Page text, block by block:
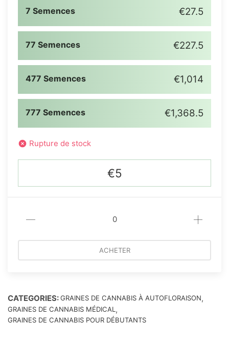
7 Semences €27.5
77 Semences €227.5
477 Semences €1,014
777 Semences €1,368.5
Rupture de stock
€5
ACHETER
CATEGORIES:GRAINES DE CANNABIS À AUTOFLORAISON,
GRAINES DE CANNABIS MÉDICAL,
GRAINES DE CANNABIS POUR DÉBUTANTS